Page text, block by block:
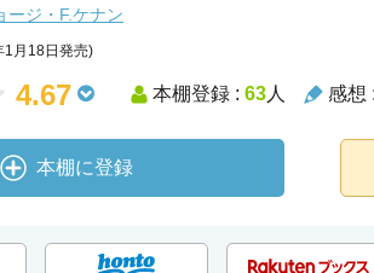
ージ・F.ケナン
1月18日発売)
4.67 本棚登録 : 63人 感想 :
本棚に登録